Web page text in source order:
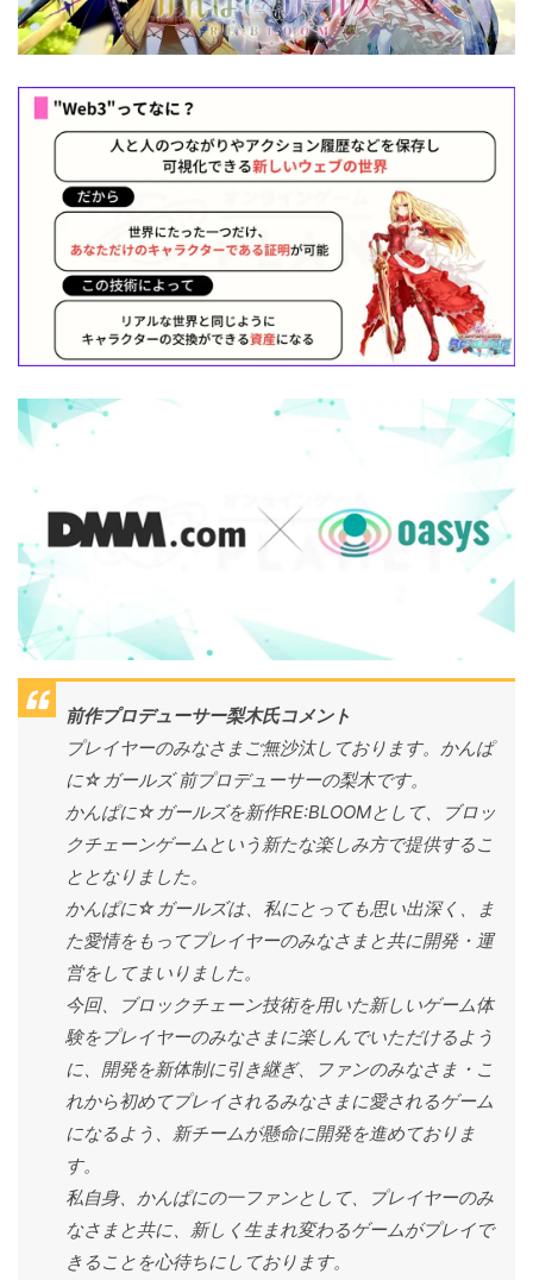
前作プロデューサー梨木氏コメント
プレイヤーのみなさまご無沙汰しております。かんぱ
に☆ガールズ 前プロデューサーの梨木です。
かんぱに☆ガールズを新作RE:BLOOMとして、ブロッ
クチェーンゲームという新たな楽しみ方で提供するこ
ととなりました。
かんぱに☆ガールズは、私にとっても思い出深く、ま
た愛情をもってプレイヤーのみなさまと共に開発・運
営をしてまいりました。
今回、ブロックチェーン技術を用いた新しいゲーム体
験をプレイヤーのみなさまに楽しんでいただけるよう
に、開発を新体制に引き継ぎ、ファンのみなさま・こ
れから初めてプレイされるみなさまに愛されるゲーム
になるよう、新チームが懸命に開発を進めておりま
す。
私自身、かんぱにの一ファンとして、プレイヤーのみ
なさまと共に、新しく生まれ変わるゲームがプレイで
きることを心待ちにしております。